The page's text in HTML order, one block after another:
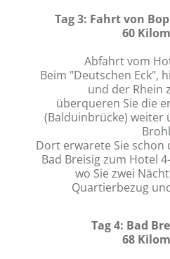
Tag 3: Fahrt von
60
Abfahrt vom
Beim "Deutschen Eck",
und der Rhein
überqueren Sie die
(Balduinbrücke) weiter
Dort erwarete Sie schon
Bad Breisig zum Hotel
wo Sie zwei
Quartierbezug
Tag 4: Bad
68